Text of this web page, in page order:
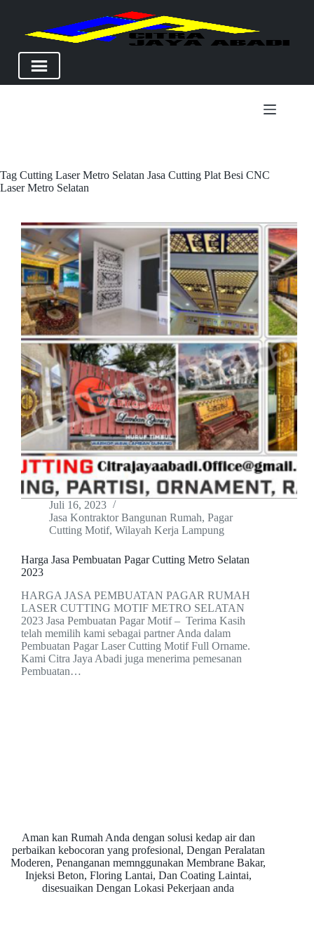
Tag Cutting Laser Metro Selatan Jasa Cutting Plat Besi CNC
Laser Metro Selatan
Juli 16, 2023
Jasa Kontraktor Bangunan Rumah, Pagar
Cutting Motif, Wilayah Kerja Lampung
Harga Jasa Pembuatan Pagar Cutting Metro Selatan
2023
HARGA JASA PEMBUATAN PAGAR RUMAH
LASER CUTTING MOTIF METRO SELATAN
2023 Jasa Pembuatan Pagar Motif – Terima Kasih
telah memilih kami sebagai partner Anda dalam
Pembuatan Pagar Laser Cutting Motif Full Orname.
Kami Citra Jaya Abadi juga menerima pemesanan
Pembuatan…
Aman kan Rumah Anda dengan solusi kedap air dan
perbaikan kebocoran yang profesional, Dengan Peralatan
Moderen, Penanganan memnggunakan Membrane Bakar,
Injeksi Beton, Floring Lantai, Dan Coating Laintai,
disesuaikan Dengan Lokasi Pekerjaan anda